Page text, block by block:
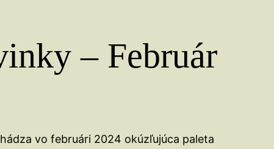
– Február
vo februári 2024 okúzľujúca paleta